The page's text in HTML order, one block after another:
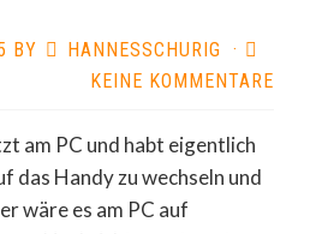
BY HANNESSCHURIG ·
KEINE KOMMENTARE
am PC und habt eigentlich
das Handy zu wechseln und
wäre es am PC auf